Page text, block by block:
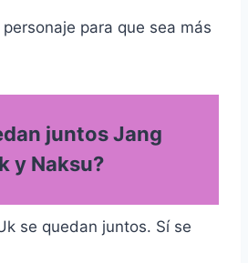
para que sea más
juntos Jang
y Naksu?
se quedan juntos. Sí se